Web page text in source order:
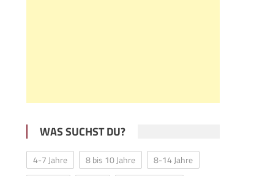
WAS SUCHST DU?
4-7 Jahre 8 bis 10 Jahre
8-14 Jahre